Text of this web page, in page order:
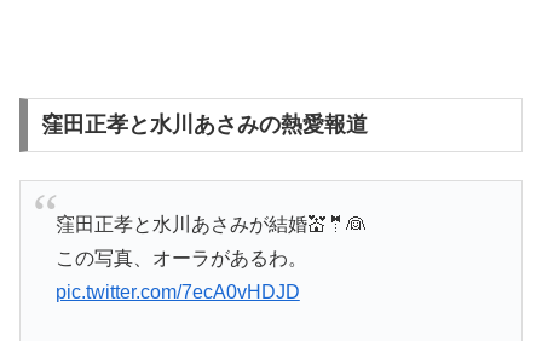
窪田正孝と水川あさみの熱愛報道
窪田正孝と水川あさみが結婚💒🤵👰
この写真、オーラがあるわ。
pic.twitter.com/7ecA0vHDJD